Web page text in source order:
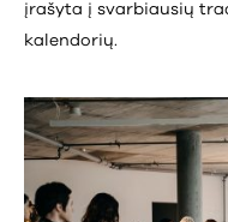
įrašyta į svarbiausių
kalendorių.